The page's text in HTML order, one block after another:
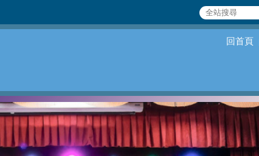
回首頁